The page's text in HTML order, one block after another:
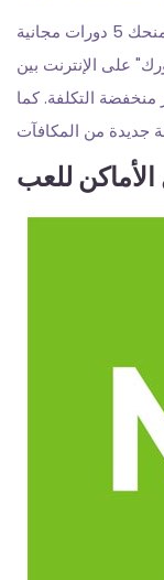
لذا، فإنّ عملية الدمج هذه تُضاعف الدفعة وتمنحك 5 دورات مجانية
على الإنترنت بين
منخفضة التكلفة. كما